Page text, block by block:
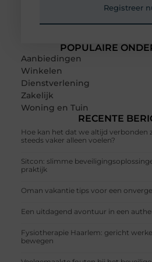
POPULAIRE
Aanbiedingen
Winkelen
Dienstverlening
Zakelijk
Woning en Tuin
RECENTE
Hoe kan het dat we altijd verbonden
steeds vaker alleen voelen?
Sitcon: slimme
praktijk
Oman vakantie tips voor een
Een uitdagend avontuur in een
Fysiotherapie Haarlem: gericht
bewegen
Registreer